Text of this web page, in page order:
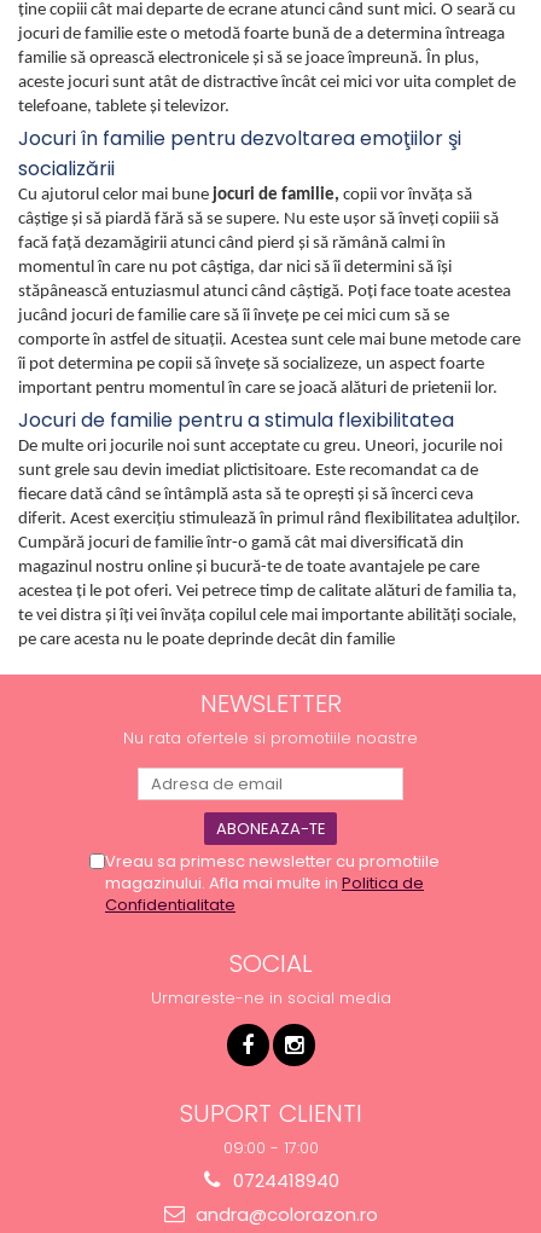
ţine copiii cât mai departe de ecrane atunci când sunt mici. O seară cu
jocuri de familie este o metodă foarte bună de a determina întreaga
familie să oprească electronicele şi să se joace împreună. În plus,
aceste jocuri sunt atât de distractive încât cei mici vor uita complet de
telefoane, tablete şi televizor.
Jocuri în familie pentru dezvoltarea emoţiilor şi
socializării
Cu ajutorul celor mai bune jocuri de familie, copii vor învăţa să
câştige şi să piardă fără să se supere. Nu este uşor să înveţi copiii să
facă faţă dezamăgirii atunci când pierd şi să rămână calmi în
momentul în care nu pot câştiga, dar nici să îi determini să îşi
stăpânească entuziasmul atunci când câştigă. Poţi face toate acestea
jucând jocuri de familie care să îi înveţe pe cei mici cum să se
comporte în astfel de situaţii. Acestea sunt cele mai bune metode care
îi pot determina pe copii să înveţe să socializeze, un aspect foarte
important pentru momentul în care se joacă alături de prietenii lor.
Jocuri de familie pentru a stimula flexibilitatea
De multe ori jocurile noi sunt acceptate cu greu. Uneori, jocurile noi
sunt grele sau devin imediat plictisitoare. Este recomandat ca de
fiecare dată când se întâmplă asta să te opreşti şi să încerci ceva
diferit. Acest exerciţiu stimulează în primul rând flexibilitatea adulţilor.
Cumpără jocuri de familie într-o gamă cât mai diversificată din
magazinul nostru online şi bucură-te de toate avantajele pe care
acestea ţi le pot oferi. Vei petrece timp de calitate alături de familia ta,
te vei distra şi îţi vei învăţa copilul cele mai importante abilităţi sociale,
pe care acesta nu le poate deprinde decât din familie
NEWSLETTER
Nu rata ofertele si promotiile noastre
Vreau sa primesc newsletter cu promotiile
magazinului. Afla mai multe in Politica de
Confidentialitate
SOCIAL
Urmareste-ne in social media
SUPORT CLIENTI
09:00 - 17:00
0724418940
andra@colorazon.ro